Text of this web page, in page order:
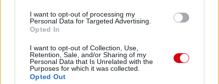
I want to opt-out of processing my
Personal Data for Targeted Advertising.
Opted In
I want to opt-out of Collection, Use,
Retention, Sale, and/or Sharing of my
Personal Data that Is Unrelated with the
Purposes for which it was collected.
Opted Out